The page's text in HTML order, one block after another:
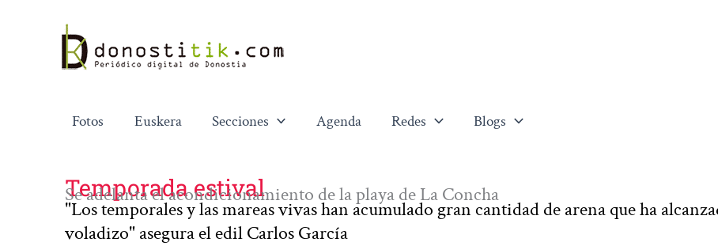
contenido
Fotos Euskera Secciones Agenda Redes Blogs
Temporada estival
Se adelanta el acondicionamiento de la playa de La Concha
"Los temporales y las mareas vivas han acumulado gran cantidad de arena que ha
voladizo" asegura el edil Carlos García